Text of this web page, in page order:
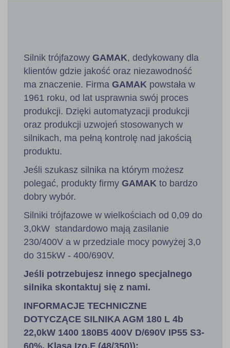
Silnik trójfazowy GAMAK, dedykowany dla
klientów gdzie jakość oraz niezawodność
ma znaczenie. Firma GAMAK powstała w
1961 roku, od lat usprawnia swój proces
produkcji. Dzięki automatyzacji produkcji
oraz produkcji uzwojeń stosowanych w
silnikach, ma pełną kontrolę nad jakością
produktu.
Jeśli szukasz silnika na którym możesz
polegać, produkty firmy GAMAK to bardzo
dobry wybór.
Silniki trójfazowe w wielkościach od 0,09 do
3,0kW standardowo mają zasilanie
230/400V a w przedziale mocy powyżej 3,0
do 315kW - 400/690V.
Jeśli potrzebujesz innego specjalnego
silnika skontaktuj się z nami.
INFORMACJE TECHNICZNE
DOTYCZĄCE SILNIKA AGM 180 L 4b
22,0kW 1400 180B5 400V D/690V IP55 S3-
60%, Klasa Izo.F (48/350)):